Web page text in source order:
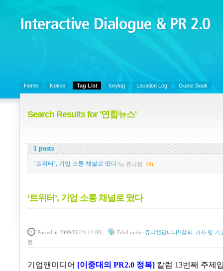
Interactive Dialogue &
PR 2.0
Home Notice Tag List keylog Location Log Guest Book
Search Results for '연합뉴스'
1 posts
‘트위터’, 기업 소통 채널로 떴다 by 쥬니캡 (9)
‘트위터’, 기업 소통 채널로 떴다
Posted at 2009/06/24 11:08 Filed under 쥬니캡입니다!/강의, 기사 및 기
캡
기업앤미디어 [이중대의 PR2.0 정복] 칼럼 13번째 주제